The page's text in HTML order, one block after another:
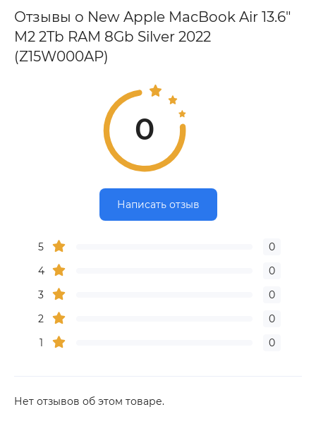
Отзывы о New Apple MacBook Air 13.6"
M2 2Tb RAM 8Gb Silver 2022
(Z15W000AP)
0
Написать отзыв
5
0
4
0
3
0
2
0
1
0
Нет отзывов об этом товаре.